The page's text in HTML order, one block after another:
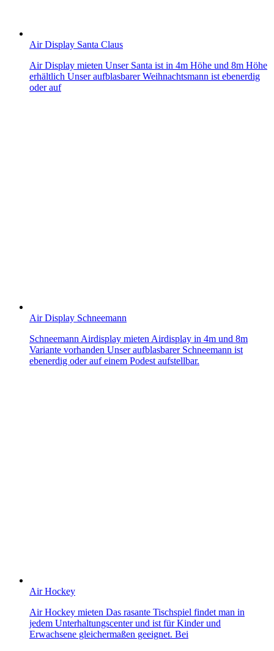
Air Display Santa Claus
Air Display mieten Unser Santa ist in 4m Höhe und 8m Höhe
erhältlich Unser aufblasbarer Weihnachtsmann ist ebenerdig
oder auf
Air Display Schneemann
Schneemann Airdisplay mieten Airdisplay in 4m und 8m
Variante vorhanden Unser aufblasbarer Schneemann ist
ebenerdig oder auf einem Podest aufstellbar.
Air Hockey
Air Hockey mieten Das rasante Tischspiel findet man in
jedem Unterhaltungscenter und ist für Kinder und
Erwachsene gleichermaßen geeignet. Bei